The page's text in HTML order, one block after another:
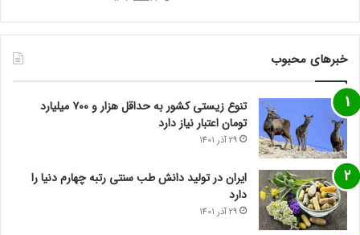
خبرهای محبوب
تنوع زیستی کشور به حداقل هزار و ۷۰۰ میلیارد
تومان اعتبار نیاز دارد
29 آذر 1401
ایران در تولید دانش طب سنتی رتبه چهارم دنیا را
دارد
29 آذر 1401